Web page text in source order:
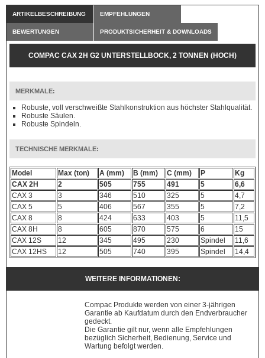
ARTIKELBESCHREIBUNG EMPFEHLUNGEN
BEWERTUNGEN PRODUKTSICHERHEIT & DOWNLOADS
COMPAC CAX 2H G2 UNTERSTELLBOCK, 2 TONNEN (HOCH)
MERKMALE:
Robuste, voll verschweißte Stahlkonstruktion aus höchster Stahlqualität.
Robuste Säulen.
Robuste Spindeln.
TECHNISCHE MERKMALE:
Model Max (ton) A (mm) B (mm) C (mm) P
Kg
CAX 2H
2 505 755 491 5
6,6
CAX 3
3 346 510 325 5
4,7
CAX 5
5 406 567 355 5
7,2
CAX 8
8 424 633 403 5
11,5
CAX 8H
8 605 870 575 6
15
CAX 12S
12 345 495 230 Spindel
11,6
CAX 12HS
12 505 740 395 Spindel 14,4
WEITERE INFORMATIONEN:
Compac Produkte werden von einer 3-jährigen
Garantie ab Kaufdatum durch den Endverbraucher
gedeckt.
Die Garantie gilt nur, wenn alle Empfehlungen
bezüglich Sicherheit, Bedienung, Service und
Wartung befolgt werden.